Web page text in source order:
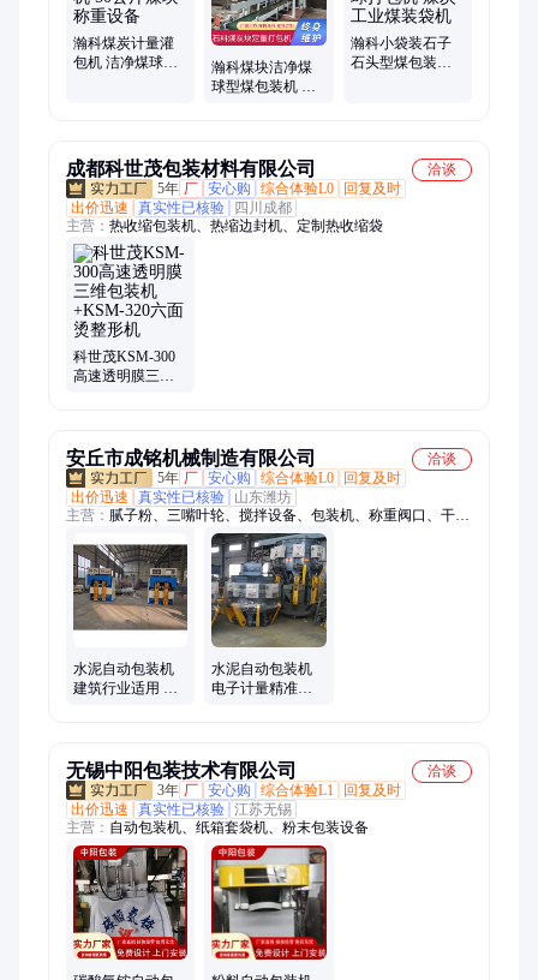
瀚科煤炭计量灌
包机 洁净煤球型
瀚科煤块洁净煤
球型煤包装机 原
瀚科小袋装石子
石头型煤包装机
成都科世茂包装材料有限公司
洽谈
5年 厂 安心购 综合体验L0
回复及时
出价迅速
真实性已核验
四川成都
主营： 热收缩包装机、热缩边封机、定制热收缩袋
科世茂KSM-300
高速透明膜三维
安丘市成铭机械制造有限公司
洽谈
5年 厂 安心购 综合体验L0
回复及时
出价迅速
真实性已核验
山东潍坊
主营： 腻子粉、三嘴叶轮、搅拌设备、包装机、称重阀口、干粉
砂浆搅拌、砂浆成套搅拌
水泥自动包装机
建筑行业适用 提
水泥自动包装机
电子计量精准装
无锡中阳包装技术有限公司
洽谈
3年 厂 安心购 综合体验L1
回复及时
出价迅速
真实性已核验 江苏无锡
主营： 自动包装机、纸箱套袋机、粉末包装设备